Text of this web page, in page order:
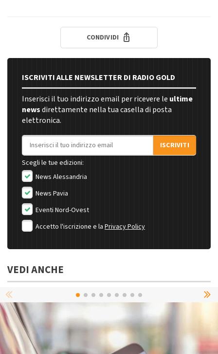
CONDIVIDI
ISCRIVITI ALLE NEWSLETTER DI RADIO GOLD
Inserisci il tuo indirizzo email per ricevere le ultime
newsdirettamente nella tua casella di posta
elettronica.
Indirizzo email
ISCRIVITI
Scegli le tue edizioni:
News Alessandria
News Pavia
Eventi Nord-Ovest
Accetto l'iscrizione e la Privacy Policy
VEDI ANCHE